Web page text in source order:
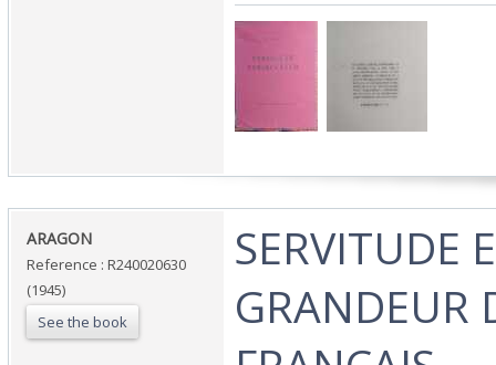
‎ARAGON‎
Reference : R240020630
(1945)
See the book
‎SERVITUDE
GRANDEUR